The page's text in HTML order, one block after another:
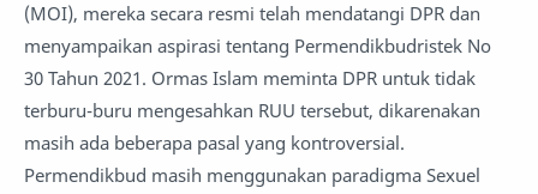
(MOI), mereka secara resmi telah mendatangi DPR dan
menyampaikan aspirasi tentang Permendikbudristek No
30 Tahun 2021. Ormas Islam meminta DPR untuk tidak
terburu-buru mengesahkan RUU tersebut, dikarenakan
masih ada beberapa pasal yang kontroversial.
Permendikbud masih menggunakan paradigma Sexuel